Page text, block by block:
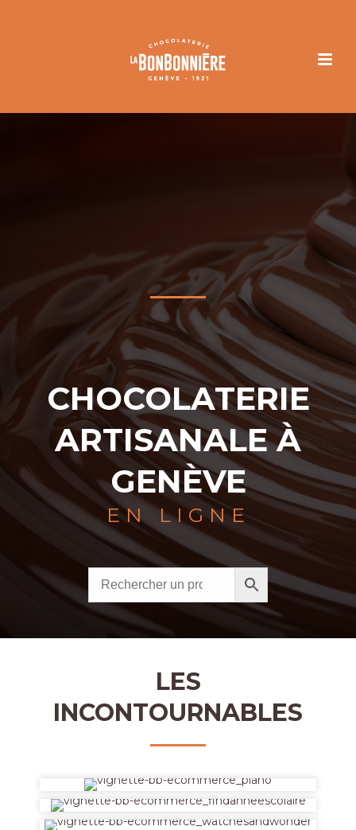
CHOCOLATERIE
ARTISANALE À
GENÈVE
EN LIGNE
LES
INCONTOURNABLES